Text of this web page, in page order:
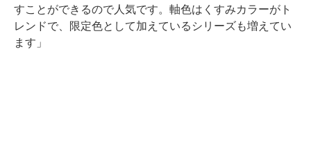
すことができるので人気です。軸色はくすみカラーがト
レンドで、限定色として加えているシリーズも増えてい
ます」